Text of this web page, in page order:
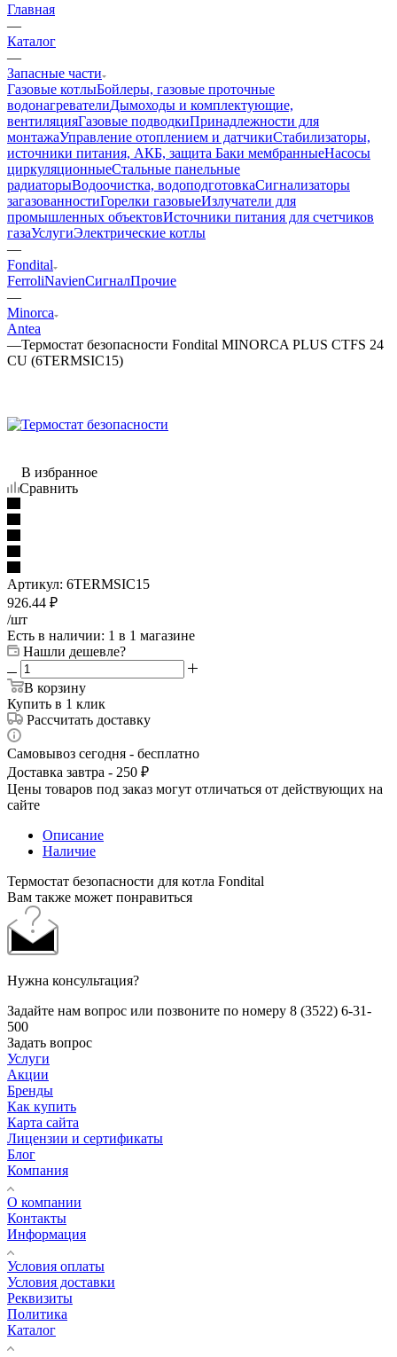
Главная
—
Каталог
—
Запасные части
Газовые котлыБойлеры, газовые проточные
водонагревателиДымоходы и комплектующие,
вентиляцияГазовые подводкиПринадлежности для
монтажаУправление отоплением и датчикиСтабилизаторы,
источники питания, АКБ, защита Баки мембранныеНасосы
циркуляционныеСтальные панельные
радиаторыВодоочистка, водоподготовкаСигнализаторы
загазованностиГорелки газовыеИзлучатели для
промышленных объектовИсточники питания для счетчиков
газаУслугиЭлектрические котлы
—
Fondital
FerroliNavienСигналПрочие
—
Minorca
Antea
—Термостат безопасности Fondital MINORCA PLUS CTFS 24
CU (6TERMSIC15)
В избранное
Сравнить
Артикул: 6TERMSIC15
926.44 ₽
/шт
Есть в наличии: 1 в 1 магазине
Нашли дешевле?
В корзину
Купить в 1 клик
Рассчитать доставку
Самовывоз сегодня - бесплатно
Доставка завтра - 250 ₽
Цены товаров под заказ могут отличаться от действующих на
сайте
Описание
Наличие
Термостат безопасности для котла Fondital
Вам также может понравиться
Нужна консультация?
Задайте нам вопрос или позвоните по номеру 8 (3522) 6-31-
500
Задать вопрос
Услуги
Акции
Бренды
Как купить
Карта сайта
Лицензии и сертификаты
Блог
Компания
О компании
Контакты
Информация
Условия оплаты
Условия доставки
Реквизиты
Политика
Каталог